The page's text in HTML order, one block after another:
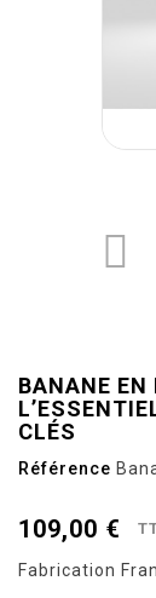

BANANE EN
CLÉS
Référence
109,00 €
Fabrication